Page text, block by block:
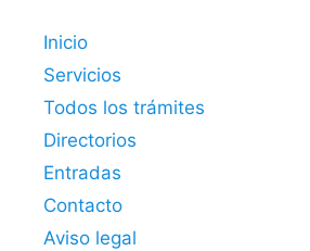
Inicio
Servicios
Todos los trámites
Directorios
Entradas
Contacto
Aviso legal